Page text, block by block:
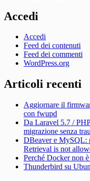
Accedi
Accedi
Feed dei contenuti
Feed dei commenti
WordPress.org
Articoli recenti
Aggiornare il
con fwupd
Da Laravel 5.7 /
migrazione senza
DBeaver e MySQL:
Retrieval is not
Perché Docker non
Thunderbird su